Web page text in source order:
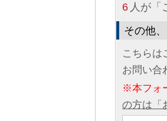
6 人が「
その他
こちらは
お問い合
※本フォ
の方は「